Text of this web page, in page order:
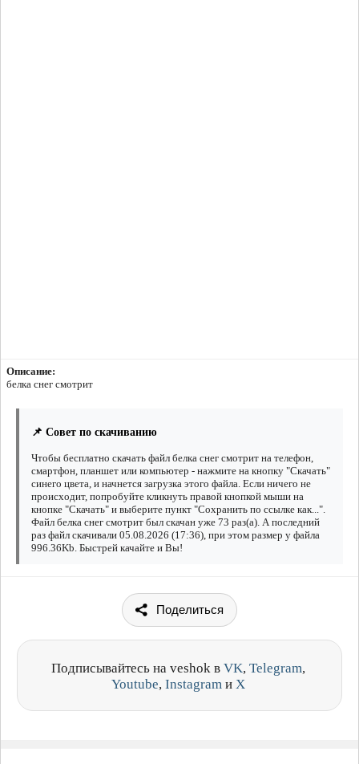
Описание:
белка снег смотрит
📌 Совет по скачиванию
Чтобы бесплатно скачать файл белка снег смотрит на телефон,
смартфон, планшет или компьютер - нажмите на кнопку "Скачать"
синего цвета, и начнется загрузка этого файла. Если ничего не
происходит, попробуйте кликнуть правой кнопкой мыши на
кнопке "Скачать" и выберите пункт "Сохранить по ссылке как...".
Файл белка снег смотрит был скачан уже 73 раз(а). А последний
раз файл скачивали 05.08.2026 (17:36), при этом размер у файла
996.36Kb. Быстрей качайте и Вы!
Поделиться
Подписывайтесь на veshok в VK, Telegram,
Youtube, Instagram и X